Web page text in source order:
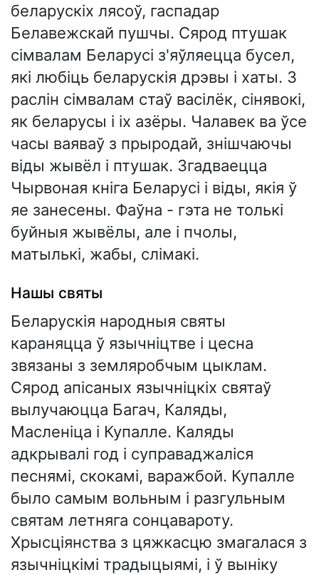
беларускіх лясоў, гаспадар
Белавежскай пушчы. Сярод птушак
сімвалам Беларусі з'яўляецца бусел,
які любіць беларускія дрэвы і хаты. З
раслін сімвалам стаў васілёк, сінявокі,
як беларусы і іх азёры. Чалавек ва ўсе
часы ваяваў з прыродай, знішчаючы
віды жывёл і птушак. Згадваецца
Чырвоная кніга Беларусі і віды, якія ў
яе занесены. Фаўна - гэта не толькі
буйныя жывёлы, але і пчолы,
матылькі, жабы, слімакі.
Нашы святы
Беларускія народныя святы
караняцца ў язычніцтве і цесна
звязаны з земляробчым цыклам.
Сярод апісаных язычніцкіх святаў
вылучаюцца Багач, Каляды,
Масленіца і Купалле. Каляды
адкрывалі год і суправаджаліся
песнямі, скокамі, варажбой. Купалле
было самым вольным і разгульным
святам летняга сонцавароту.
Хрысціянства з цяжкасцю змагалася з
язычніцкімі традыцыямі, і ў выніку